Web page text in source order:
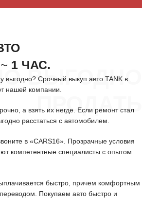
ВЫГОДНО
ПРОДАТЬ
1 ЧАС.
выгодно? Срочный выкуп авто TANK в
нашей компании.
а взять их негде. Если ремонт стал
расстаться с автомобилем.
в «CARS16». Прозрачные условия
компетентные специалисты с опытом
быстро, причем комфортным
Покупаем авто быстро и